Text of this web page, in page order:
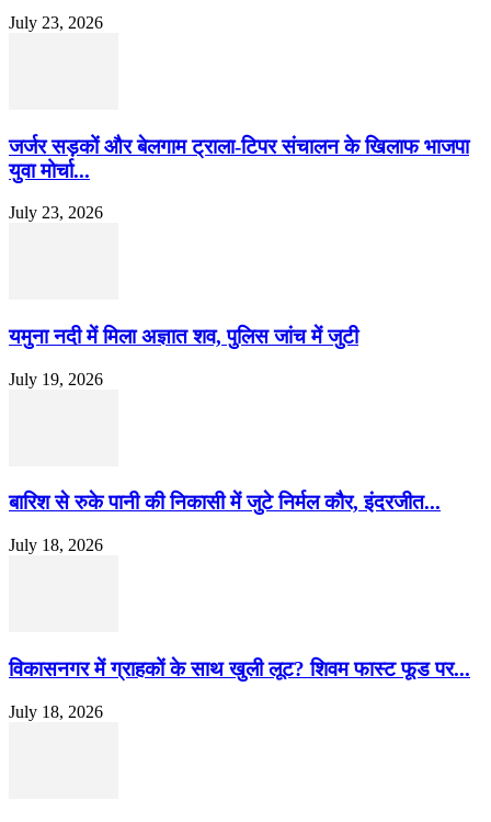
July 23, 2026
जर्जर सड़कों और बेलगाम ट्राला-टिपर संचालन के खिलाफ भाजपा
युवा मोर्चा...
July 23, 2026
यमुना नदी में मिला अज्ञात शव, पुलिस जांच में जुटी
July 19, 2026
बारिश से रुके पानी की निकासी में जुटे निर्मल कौर, इंदरजीत...
July 18, 2026
विकासनगर में ग्राहकों के साथ खुली लूट? शिवम फास्ट फूड पर...
July 18, 2026